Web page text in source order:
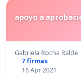
apoyo a
Gabriela Rocha Ralde
7 firmas
16 Apr 2021